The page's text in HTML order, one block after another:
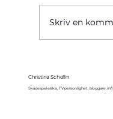
Skriv en
Christina Schollin
Skådespelerska, TV-personlighet, bloggare,